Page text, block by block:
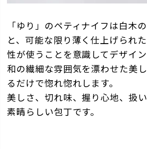
「ゆり」のペティナイフは白木
と、可能な限り薄く仕上げられ
性が使うことを意識してデザイン
和の繊細な雰囲気を漂わせた美
るだけで惚れ惚れします。
美しさ、切れ味、握り心地、扱
素晴らしい包丁です。